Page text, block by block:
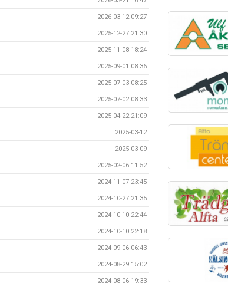
2026-03-12 09:27
2025-12-27 21:30
2025-11-08 18:24
2025-09-01 08:36
2025-07-03 08:25
2025-07-02 08:33
2025-04-22 21:09
2025-03-12
2025-03-09
2025-02-06 11:52
2024-11-07 23:45
2024-10-27 21:35
2024-10-10 22:44
2024-10-10 22:18
2024-09-06 06:43
2024-08-29 15:02
2024-08-06 19:33